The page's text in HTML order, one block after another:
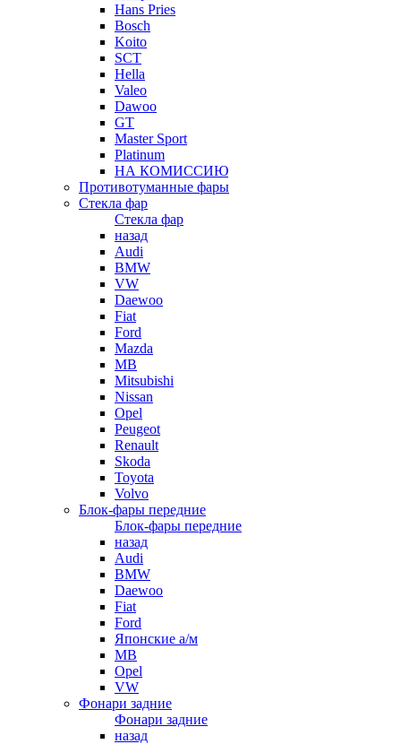
Hans Pries
Bosch
Koito
SCT
Hella
Valeo
Dawoo
GT
Master Sport
Platinum
НА КОМИССИЮ
Противотуманные фары
Стекла фар
Стекла фар
назад
Audi
BMW
VW
Daewoo
Fiat
Ford
Mazda
MB
Mitsubishi
Nissan
Opel
Peugeot
Renault
Skoda
Toyota
Volvo
Блок-фары передние
Блок-фары передние
назад
Audi
BMW
Daewoo
Fiat
Ford
Японские а/м
MB
Opel
VW
Фонари задние
Фонари задние
назад